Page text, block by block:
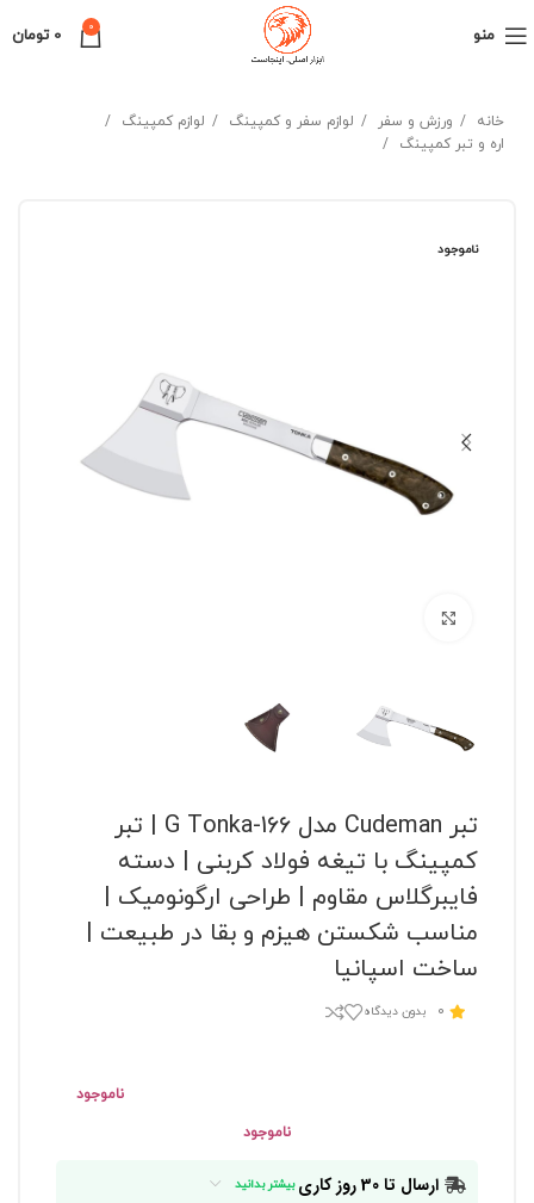
منو 0
0 تومان
خانه ورزش و سفر لوازم سفر و کمپینگ
لوازم کمپینگ
اره و تبر کمپینگ
ناموجود
تبر Cudeman مدل 166-G Tonka | تبر
کمپینگ با تیغه فولاد کربنی | دسته
فایبرگلاس مقاوم | طراحی ارگونومیک |
مناسب شکستن هیزم و بقا در طبیعت |
ساخت اسپانیا
0 بدون دیدگاه
ناموجود
ناموجود
ارسال تا 30 روز کاری بیشتر بدانید